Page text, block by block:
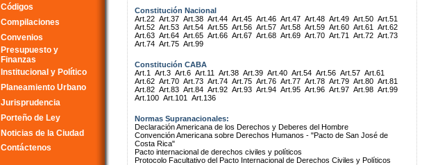
Códigos
Compilaciones
Convenios
Presupuesto y
Finanzas
Institucional y Político
Planeamiento Urbano
Jurisprudencia
Porteño de Ley
Noticias de la Ciudad
Contáctenos
Constitución Nacional
Art.22 Art.37 Art.38 Art.44 Art.45 Art.46 Art.47 Art.48 Art.49 Art.50 Art.51
Art.52 Art.53 Art.54 Art.55 Art.56 Art.57 Art.58 Art.59 Art.60 Art.61
Art.62
Art.63 Art.64 Art.65 Art.66 Art.67 Art.68 Art.69 Art.70 Art.71 Art.72 Art.73
Art.74 Art.75 Art.99
Constitución CABA
Art.1
Art.3 Art.6 Art.11 Art.38 Art.39 Art.40 Art.54 Art.56 Art.57 Art.61
Art.62 Art.70 Art.73 Art.74 Art.75 Art.76 Art.77 Art.78 Art.79 Art.80 Art.81
Art.82 Art.83 Art.84 Art.92 Art.93 Art.94 Art.95 Art.96 Art.97 Art.98 Art.99
Art.100 Art.101 Art.136
Normas Supranacionales:
Declaración Americana de los Derechos y Deberes del Hombre
Convención Americana sobre Derechos Humanos - "Pacto de San José de
Costa Rica"
Pacto internacional de derechos civiles y políticos
Protocolo Facultativo del Pacto Internacional de Derechos Civiles y Políticos